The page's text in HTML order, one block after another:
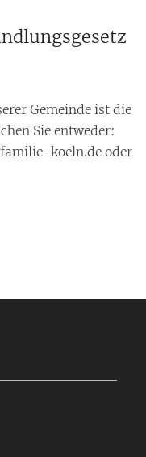
Gemeinde ist die
Sie entweder:
koeln.de oder